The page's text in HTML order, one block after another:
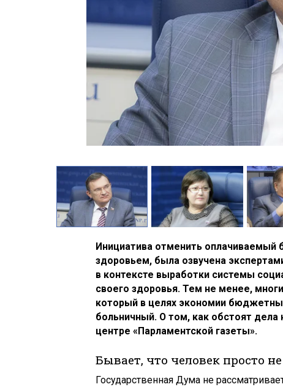
Инициатива отменить оплачиваемый
здоровьем, была озвучена
в контексте выработки системы
своего здоровья. Тем не менее,
который в целях экономии
больничный. О том, как обстоят
центре «Парламентской газеты».
Бывает, что человек просто
Государственная Дума не